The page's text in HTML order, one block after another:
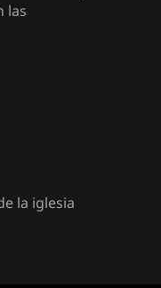
las
la iglesia